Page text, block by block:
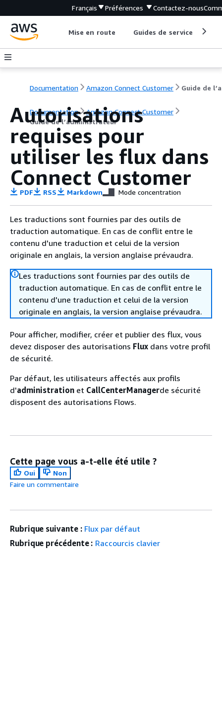
Français Préférences Contactez-nous
Mise en route Guides de service
Documentation Amazon Connect Customer
Documentation
Amazon Connect Customer
Guide de l’administrateur
Autorisations
requises pour
utiliser les flux dans
Connect Customer
PDF RSS Markdown Mode concentration
Les traductions sont fournies par des outils de
traduction automatique. En cas de conflit entre le
contenu d'une traduction et celui de la version
originale en anglais, la version anglaise prévaudra.
Les traductions sont fournies par des outils de
traduction automatique. En cas de conflit entre le
contenu d'une traduction et celui de la version
originale en anglais, la version anglaise prévaudra.
Pour afficher, modifier, créer et publier des flux, vous
devez disposer des autorisations Flux dans votre profil
de sécurité.
Par défaut, les utilisateurs affectés aux profils
d'administration et CallCenterManagerde sécurité
disposent des autorisations Flows.
Cette page vous a-t-elle été utile ?
Oui
Non
Faire un commentaire
Rubrique suivante : Flux par défaut
Rubrique précédente : Raccourcis clavier